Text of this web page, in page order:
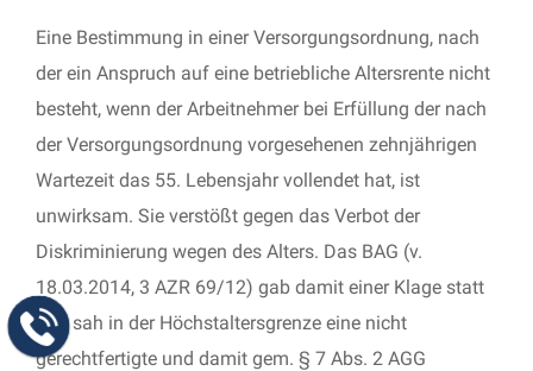
Eine Bestimmung in einer Versorgungsordnung, nach
der ein Anspruch auf eine betriebliche Altersrente nicht
besteht, wenn der Arbeitnehmer bei Erfüllung der nach
der Versorgungsordnung vorgesehenen zehnjährigen
Wartezeit das 55. Lebensjahr vollendet hat, ist
unwirksam. Sie verstößt gegen das Verbot der
Diskriminierung wegen des Alters. Das BAG (v.
18.03.2014, 3 AZR 69/12) gab damit einer Klage statt
und sah in der Höchstaltersgrenze eine nicht
gerechtfertigte und damit gem. § 7 Abs. 2 AGG